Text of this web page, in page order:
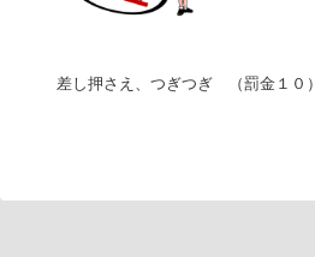
差し押さえ、つぎつぎ （罰金１０）